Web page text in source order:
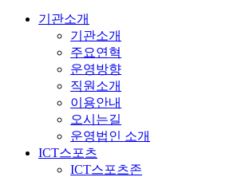
기관소개
기관소개
주요연혁
운영방향
직원소개
이용안내
오시는길
운영법인 소개
ICT스포츠
ICT스포츠존